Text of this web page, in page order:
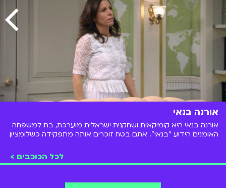
אורנה בנאי
אורנה בנאי היא קומיקאית ושחקנית ישראלית מוערכת, בת למשפחה
האומנים הידוע "בנאי". אתם בטח זוכרים אותה מתפקידה כשלומציון
לכל הכוכבים >